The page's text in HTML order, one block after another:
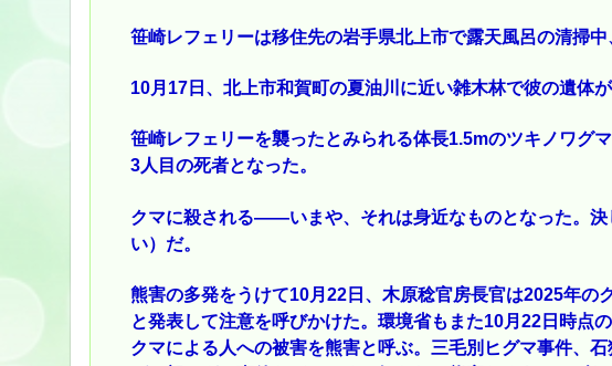
笹崎レフェリーは移住先の岩手県北上市で露天風呂の清掃中
10月17日、北上市和賀町の夏油川に近い雑木林で彼の遺体が
笹崎レフェリーを襲ったとみられる体長1.5mのツキノワグ
3人目の死者となった。
クマに殺される――いまや、それは身近なものとなった。
い）だ。
熊害の多発をうけて10月22日、木原稔官房長官は2025年の
と発表して注意を呼びかけた。環境省もまた10月22日時点の
クマによる人への被害を熊害と呼ぶ。三毛別ヒグマ事件、